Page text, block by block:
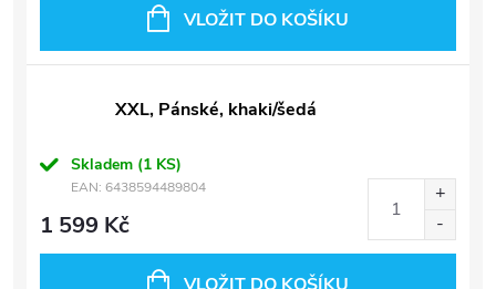
VLOŽIT DO KOŠÍKU
XXL, Pánské, khaki/šedá
Skladem (1 KS)
EAN: 6438594489804
1 599 Kč